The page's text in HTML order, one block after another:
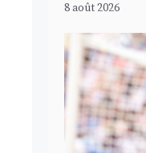
8 août 2026